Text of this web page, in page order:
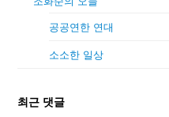
공공연한 연대
소소한 일상
최근 댓글